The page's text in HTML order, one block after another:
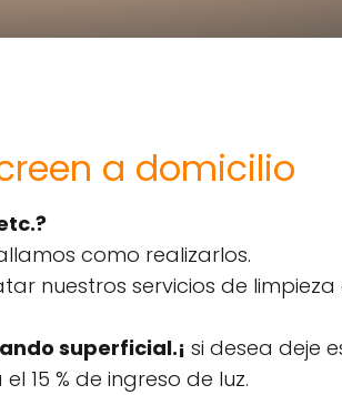
a domicilio
como realizarlos.
nuestros servicios de
superficial.¡ si desea deje
15 % de ingreso de luz.